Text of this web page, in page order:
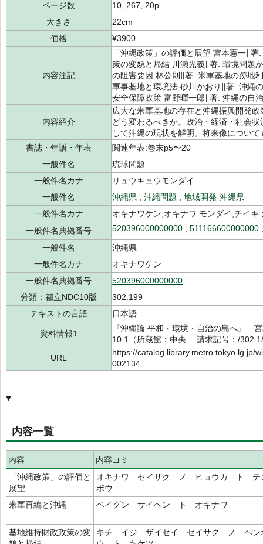
ページ数
10, 267, 20p
大きさ
22cm
価格
¥3900
内容注記
「沖縄政策」の評価と展望 宮本憲一∥
策の変貌と帰結 川瀬光義∥著. 環境問題
の阻害要因 林公則∥著. 米軍基地の跡地
軍事基地と環境法 砂川かおり∥著. 沖縄
安全保障政策 富野暉一郎∥著. 沖縄の自
内容紹介
広大な米軍基地の存在と沖縄振興開発
どう変わるべきか。政治・経済・社会
して沖縄の現状を解明。将来像につい
書誌・年譜・年表
関連年表:巻末p5〜20
一般件名
琉球問題
一般件名カナ
リュウキュウモンダイ
一般件名
沖縄県 沖縄問題
地域開発-沖縄県
一般件名カナ
オキナワケン,オキナワ モンダイ,チイキ
一般件名典拠番号
520396000000000 511166600000000
一般件名
沖縄県
一般件名カナ
オキナワケン
一般件名典拠番号
520396000000000
分類：都立NDC10版
302.199
テキストの言語
日本語
資料情報1
『沖縄論 平和・環境・自治の島へ』
10.1（所蔵館：中央 請求記号：/
URL
https://catalog.library.metro.tokyo.lg.jp/
002134
内容一覧
内容
内容ヨミ
「沖縄政策」の評価と
展望
オキナワ セイサク ノ ヒョウカ ト テ
ボウ
米軍再編と沖縄
ベイグン サイヘン ト オキナワ
基地維持財政政策の変
キチ イジ ザイセイ セイサク ノ ヘン